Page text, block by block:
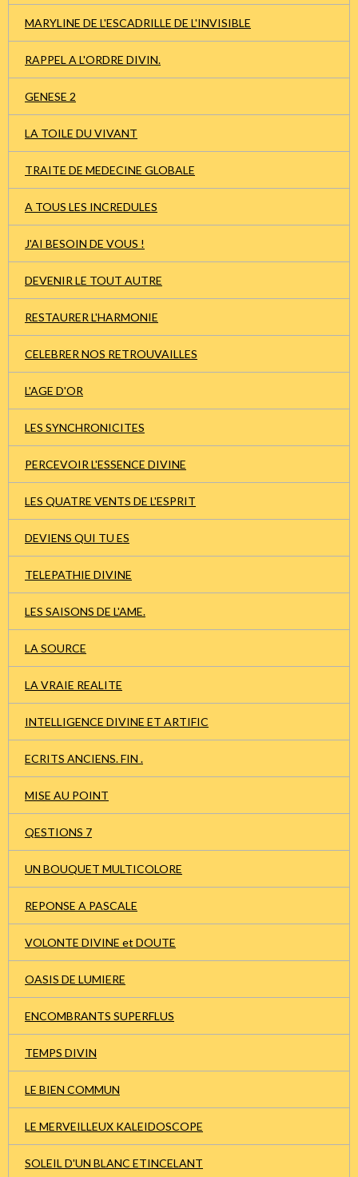
MARYLINE DE L'ESCADRILLE DE L'INVISIBLE
RAPPEL A L'ORDRE DIVIN.
GENESE 2
LA TOILE DU VIVANT
TRAITE DE MEDECINE GLOBALE
A TOUS LES INCREDULES
J'AI BESOIN DE VOUS !
DEVENIR LE TOUT AUTRE
RESTAURER L'HARMONIE
CELEBRER NOS RETROUVAILLES
L'AGE D'OR
LES SYNCHRONICITES
PERCEVOIR L'ESSENCE DIVINE
LES QUATRE VENTS DE L'ESPRIT
DEVIENS QUI TU ES
TELEPATHIE DIVINE
LES SAISONS DE L'AME.
LA SOURCE
LA VRAIE REALITE
INTELLIGENCE DIVINE ET ARTIFIC
ECRITS ANCIENS. FIN .
MISE AU POINT
QESTIONS 7
UN BOUQUET MULTICOLORE
REPONSE A PASCALE
VOLONTE DIVINE et DOUTE
OASIS DE LUMIERE
ENCOMBRANTS SUPERFLUS
TEMPS DIVIN
LE BIEN COMMUN
LE MERVEILLEUX KALEIDOSCOPE
SOLEIL D'UN BLANC ETINCELANT